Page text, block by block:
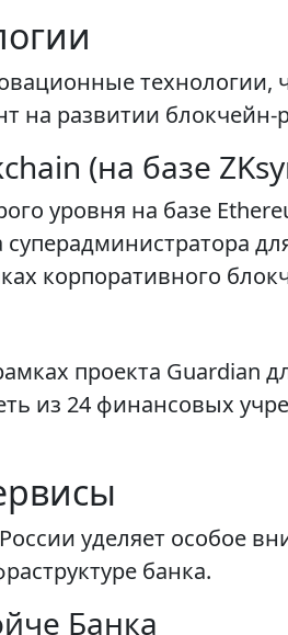
технологии,
на развитии
(на базе
уровня на базе
корпоративного
проекта Guardian
из 24 финансовых
уделяет особое
банка.
Банка